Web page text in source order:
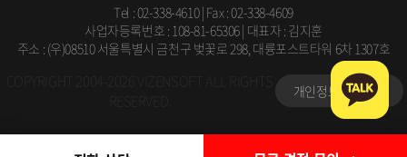
Tel :02-338-4610| Fax : 02-338-4609
사업자등록번호 : 108-81-65306 | 대표자 : 김지훈
주소 : (우)08510 서울특별시 금천구 벚꽃로 298, 대륭포스트타워 6차 1307호
개인정보처리방침